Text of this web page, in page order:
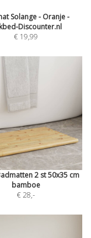
Solange - Oranje -
Discounter.nl
€ 19,99
2 st 50x35 cm
bamboe
€ 28,-